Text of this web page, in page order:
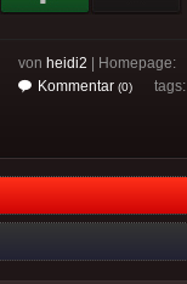
von heidi2 | Homepage:
Kommentar (0)